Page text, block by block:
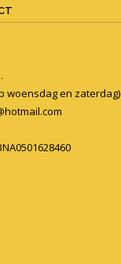
.
woensdag en zaterdag)